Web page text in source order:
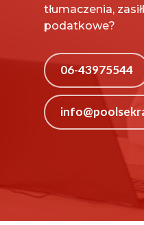
tłumaczenia,
podatkowe?
06-43975544